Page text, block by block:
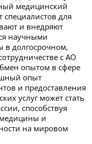
медицинский
специалистов для
и внедряют
научными
в долгосрочном,
с АО
опытом в сфере
опыт
и предоставления
услуг может стать
способствуя
и
на мировом